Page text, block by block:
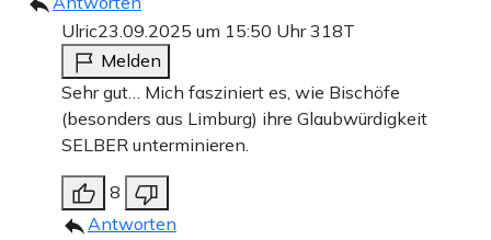
Ulric23.09.2025 um 15:50 Uhr318T
Melden
Sehr gut… Mich fasziniert es, wie Bischöfe
(besonders aus Limburg) ihre Glaubwürdigkeit
SELBER unterminieren.
8
Antworten